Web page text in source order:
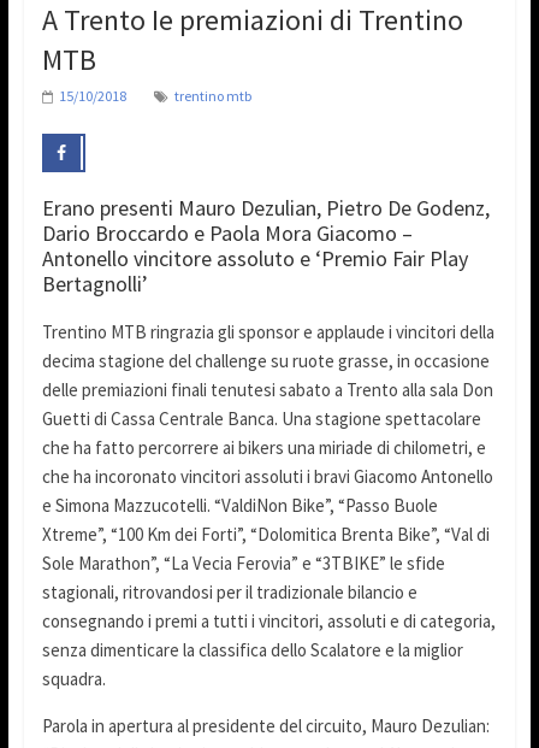
A Trento Ie premiazioni di Trentino
MTB
15/10/2018 trentino mtb
Erano presenti Mauro Dezulian, Pietro De Godenz,
Dario Broccardo e Paola Mora Giacomo –
Antonello vincitore assoluto e ‘Premio Fair Play
Bertagnolli’
Trentino MTB ringrazia gli sponsor e applaude i vincitori della
decima stagione del challenge su ruote grasse, in occasione
delle premiazioni finali tenutesi sabato a Trento alla sala Don
Guetti di Cassa Centrale Banca. Una stagione spettacolare
che ha fatto percorrere ai bikers una miriade di chilometri, e
che ha incoronato vincitori assoluti i bravi Giacomo Antonello
e Simona Mazzucotelli. “ValdiNon Bike”, “Passo Buole
Xtreme”, “100 Km dei Forti”, “Dolomitica Brenta Bike”, “Val di
Sole Marathon”, “La Vecia Ferovia” e “3TBIKE” le sfide
stagionali, ritrovandosi per il tradizionale bilancio e
consegnando i premi a tutti i vincitori, assoluti e di categoria,
senza dimenticare la classifica dello Scalatore e la miglior
squadra.
Parola in apertura al presidente del circuito, Mauro Dezulian: